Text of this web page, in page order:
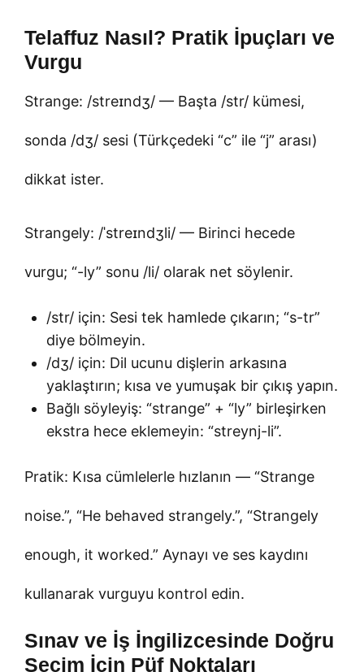
Telaffuz Nasıl? Pratik İpuçları ve
Vurgu
Strange: /streɪndʒ/ — Başta /str/ kümesi,
sonda /dʒ/ sesi (Türkçedeki “c” ile “j” arası)
dikkat ister.
Strangely: /ˈstreɪndʒli/ — Birinci hecede
vurgu; “-ly” sonu /li/ olarak net söylenir.
/str/ için: Sesi tek hamlede çıkarın; “s-tr”
diye bölmeyin.
/dʒ/ için: Dil ucunu dişlerin arkasına
yaklaştırın; kısa ve yumuşak bir çıkış yapın.
Bağlı söyleyiş: “strange” + “ly” birleşirken
ekstra hece eklemeyin: “streynj-li”.
Pratik: Kısa cümlelerle hızlanın — “Strange
noise.”, “He behaved strangely.”, “Strangely
enough, it worked.” Aynayı ve ses kaydını
kullanarak vurguyu kontrol edin.
Sınav ve İş İngilizcesinde Doğru
Seçim İçin Püf Noktaları